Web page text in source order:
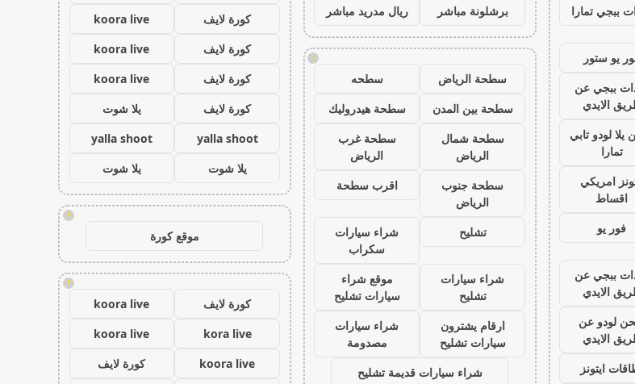
ببجي تمارا
يو ستور
ببجي عن
الايدي
لودو تابي
تمارا
امريكي
اقساط
فور يو
ببجي عن
الايدي
لودو عن
الايدي
ايتونز
برشلونة مباشر
ريال مدريد مباشر
!
سطحة الرياض
سطحه
سطحة بين المدن
سطحة هيدروليك
سطحة شمال
الرياض
سطحة غرب
الرياض
سطحة جنوب
الرياض
اقرب سطحة
تشليح
شراء سيارات
سكراب
شراء سيارات
تشليح
موقع شراء
سيارات تشليح
ارقام يشترون
سيارات تشليح
شراء سيارات
مصدومة
شراء سيارات قديمة تشليح
كورة لايف
koora live
كورة لايف
koora live
كورة لايف
koora live
كورة لايف
يلا شوت
yalla shoot
yalla shoot
يلا شوت
يلا شوت
!
موقع كورة
!
كورة لايف
koora live
kora live
koora live
koora live
كورة لايف